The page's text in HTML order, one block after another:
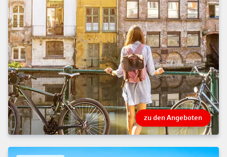
zu den Angeboten